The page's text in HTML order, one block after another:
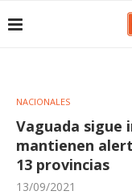
NACIONALES
Vaguada sigue
mantienen
13 provincias
13/09/2021